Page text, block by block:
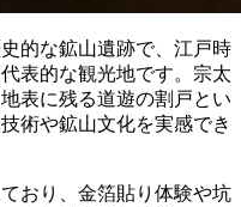
的な鉱山遺跡で、江戸時
表的な観光地です。宗太
表に残る道遊の割戸とい
術や鉱山文化を実感でき
おり、金箔貼り体験や坑